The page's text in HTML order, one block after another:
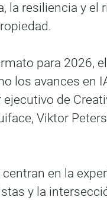
la resiliencia y
para 2026,
los avances en
de
Viktor
centran en la
y la